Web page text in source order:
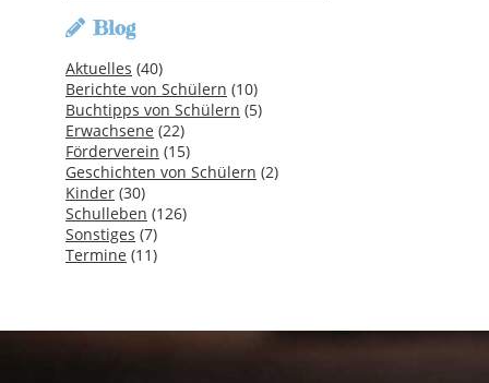
Blog
Aktuelles (40)
Berichte von Schülern (10)
Buchtipps von Schülern (5)
Erwachsene (22)
Förderverein (15)
Geschichten von Schülern (2)
Kinder (30)
Schulleben (126)
Sonstiges (7)
Termine (11)